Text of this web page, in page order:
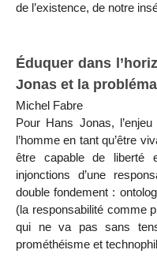
de l’existence, de notre
Éduquer dans
Jonas et la
Michel Fabre
Pour Hans Jonas,
l’homme en tant qu’être
être capable de liberté
injonctions d’une
double fondement :
(la responsabilité comme
qui ne va pas sans
prométhéisme et